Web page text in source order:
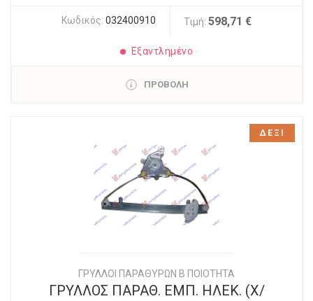
Κωδικός: 032400910 Τιμή: 598,71 €
Εξαντλημένο
ΠΡΟΒΟΛΗ
ΓΡΥΛΛΟΙ ΠΑΡΑΘΥΡΩΝ Β ΠΟΙΟΤΗΤΑ
ΓΡΥΛΛΟΣ ΠΑΡΑΘ. ΕΜΠ. ΗΛΕΚ. (Χ/
ΔΕΞΙ